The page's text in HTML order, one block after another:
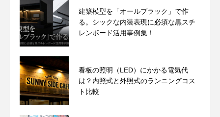
建築模型を「オールブラック」で作
る。シックな内装表現に必須な黒スチ
レンボード活用事例集！
看板の照明（LED）にかかる電気代
は？内照式と外照式のランニングコス
ト比較